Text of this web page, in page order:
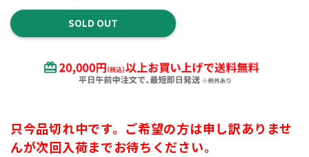
SOLD OUT
只今品切れ中です。ご希望の方は申し訳ありませ
んが次回入荷までお待ちください。